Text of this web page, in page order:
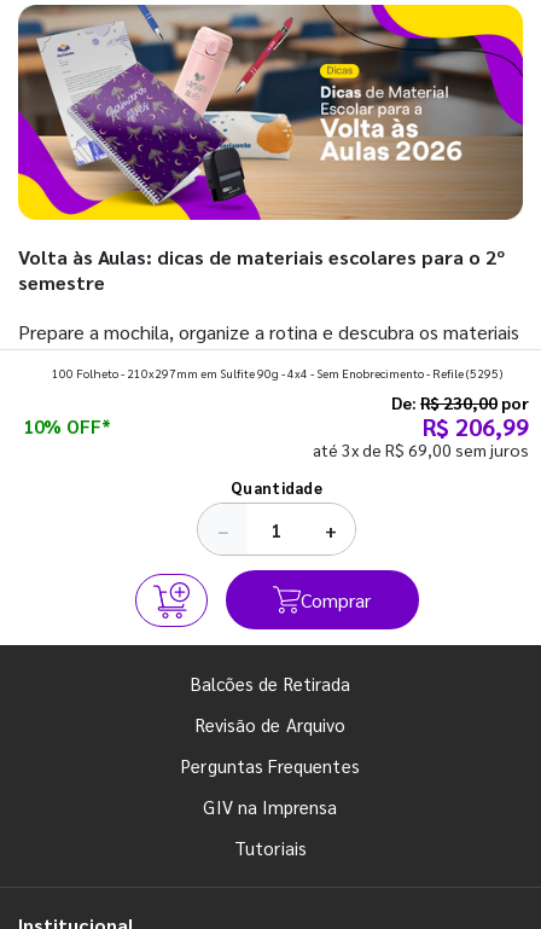
Volta às Aulas: dicas de materiais escolares para o 2º
semestre
Prepare a mochila, organize a rotina e descubra os materiais
que fazem toda diferença para começar o segundo
100 Folheto - 210x297mm em Sulfite 90g - 4x4 - Sem Enobrecimento - Refile(5295)
10% OFF*
De: R$ 230,00 por
R$ 206,99
até 3x de R$ 69,00 sem juros
Quantidade
− +
Comprar
Balcões de Retirada
Revisão de Arquivo
Perguntas Frequentes
GIV na Imprensa
Tutoriais